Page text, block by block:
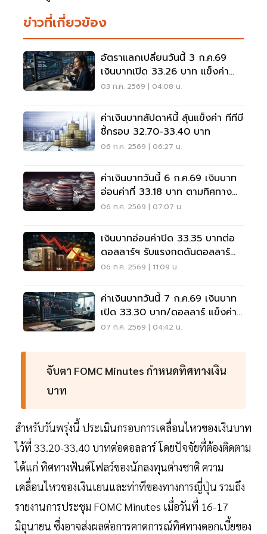
ข่าวที่เกี่ยวข้อง
อัตราแลกเปลี่ยนวันนี้ 3 ก.ค.69
เงินบาทเปิด 33.26 บาท แข็งค่า
เล็กน้อย
03 ก.ค. 2569 | 04:08 น.
ค่าเงินบาทสัปดาห์นี้ ลุ้นแข็งค่า ทีทีบี
ชี้กรอบ 32.70-33.40 บาท
06 ก.ค. 2569 | 06:27 น.
ค่าเงินบาทวันนี้ 6 ก.ค.69 เงินบาท
อ่อนค่าที่ 33.18 บาท ตามทิศทาง
สกุลเงินเอเชีย
06 ก.ค. 2569 | 07:07 น.
เงินบาทอ่อนค่าปิด 33.35 บาทต่อ
ดอลลาร์ฯ รับแรงกดดันดอลลาร์
แข็ง-ทองคำร่วง
06 ก.ค. 2569 | 11:09 น.
ค่าเงินบาทวันนี้ 7 ก.ค.69 เงินบาท
เปิด 33.30 บาท/ดอลลาร์ แข็งค่า
เล็กน้อย
07 ก.ค. 2569 | 04:42 น.
จับตา FOMC Minutes กำหนดทิศทางเงิน
บาท
สำหรับวันพรุ่งนี้ ประเมินกรอบการเคลื่อนไหวของเงินบาท
ไว้ที่ 33.20-33.40 บาทต่อดอลลาร์ โดยปัจจัยที่ต้องติดตาม
ได้แก่ ทิศทางฟันด์โฟลว์ของนักลงทุนต่างชาติ ความ
เคลื่อนไหวของเงินเยนและท่าทีของทางการญี่ปุ่น รวมถึง
รายงานการประชุม FOMC Minutes เมื่อวันที่ 16-17
มิถุนายน ซึ่งอาจส่งผลต่อการคาดการณ์ทิศทางดอกเบี้ยของ